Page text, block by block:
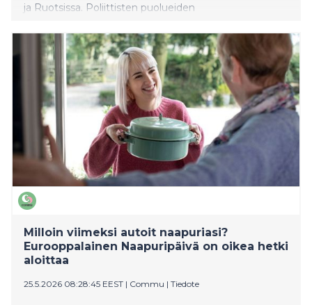
ja Ruotsissa. Poliittisten puolueiden
yhteiskunnallisen keskustelun kriisiytymisestä. Tiedot
ovat julkaisuvapaita 24.6.2026.
Milloin viimeksi autoit naapuriasi?
Eurooppalainen Naapuripäivä on oikea hetki
aloittaa
25.5.2026 08:28:45 EEST | Commu | Tiedote